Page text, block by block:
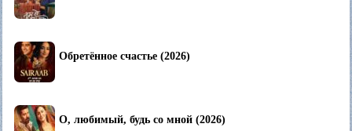
Обретённое счастье (2026)
О, любимый, будь со мной (2026)